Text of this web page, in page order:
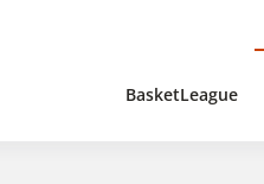
BasketLeague